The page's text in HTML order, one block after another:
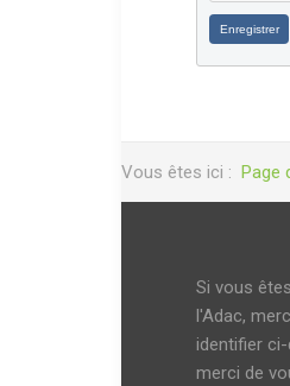
Enregistrer
Vous êtes ici : Page
Si vous
l'Adac,
identifier
merci de